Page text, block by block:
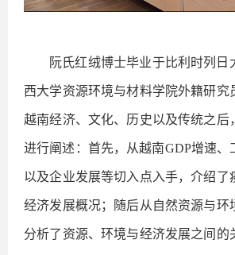
阮氏红绒博士毕业于比利时列日
西大学资源环境与材料学院外籍研究
越南经济、文化、历史以及传统之后
进行阐述：首先，从越南GDP增速、
以及企业发展等切入点入手，介绍了
经济发展概况；随后从自然资源与环
分析了资源、环境与经济发展之间的